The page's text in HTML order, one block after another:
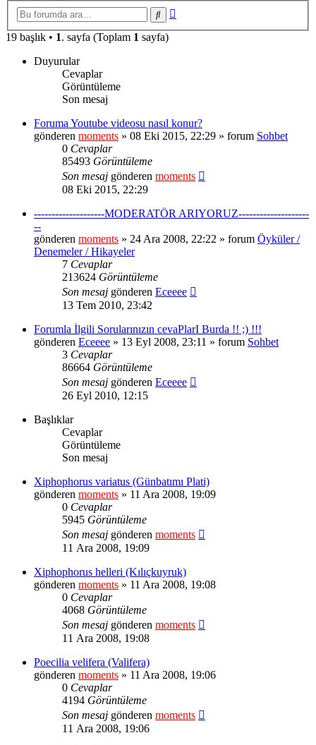
Ara
19 başlık • 1. sayfa (Toplam 1 sayfa)
Duyurular
Cevaplar
Görüntüleme
Son mesaj
Foruma Youtube videosu nasıl konur?
gönderen moments » 08 Eki 2015, 22:29 » forum Sohbet
0 Cevaplar
85493 Görüntüleme
Son mesaj gönderen moments
08 Eki 2015, 22:29
--------------------MODERATÖR ARIYORUZ--------------------
--
gönderen moments » 24 Ara 2008, 22:22 » forum Öyküler /
Denemeler / Hikayeler
7 Cevaplar
213624 Görüntüleme
Son mesaj gönderen Eceeee
13 Tem 2010, 23:42
Forumla İlgili Sorularınızın cevaPlarI Burda !! ;) !!!
gönderen Eceeee » 13 Eyl 2008, 23:11 » forum Sohbet
3 Cevaplar
86664 Görüntüleme
Son mesaj gönderen Eceeee
26 Eyl 2010, 12:15
Başlıklar
Cevaplar
Görüntüleme
Son mesaj
Xiphophorus variatus (Günbatımı Plati)
gönderen moments » 11 Ara 2008, 19:09
0 Cevaplar
5945 Görüntüleme
Son mesaj gönderen moments
11 Ara 2008, 19:09
Xiphophorus helleri (Kılıçkuyruk)
gönderen moments » 11 Ara 2008, 19:08
0 Cevaplar
4068 Görüntüleme
Son mesaj gönderen moments
11 Ara 2008, 19:08
Poecilia velifera (Valifera)
gönderen moments » 11 Ara 2008, 19:06
0 Cevaplar
4194 Görüntüleme
Son mesaj gönderen moments
11 Ara 2008, 19:06